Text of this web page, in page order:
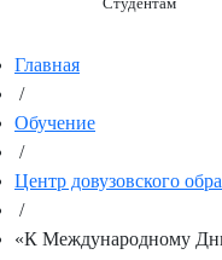
Главная
/
Обучение
/
Центр довузовского
/
«К Международному